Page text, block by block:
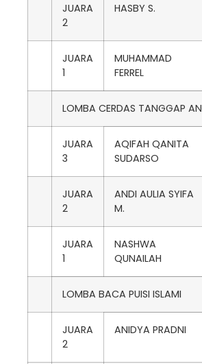
JUARA
2
HASBY S.
JUARA
1
MUHAMMAD
FERREL
LOMBA CERDAS TANGGAP
JUARA
3
AQIFAH QANITA
SUDARSO
JUARA
2
ANDI AULIA SYIFA
M.
JUARA
1
NASHWA
QUNAILAH
LOMBA BACA PUISI ISLAMI
JUARA
2
ANIDYA PRADNI